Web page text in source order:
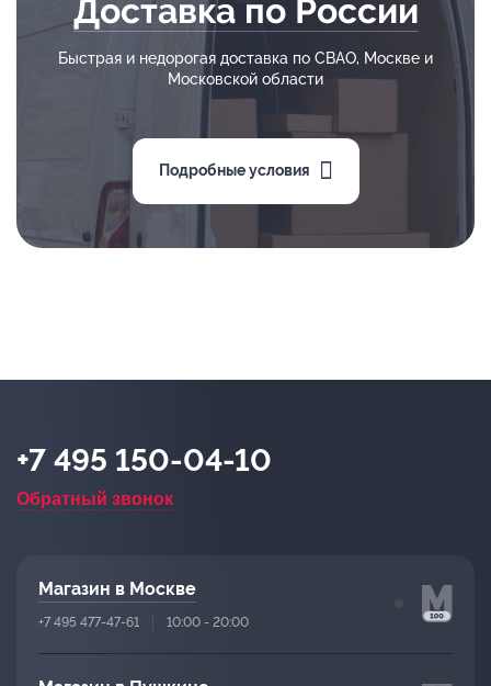
Доставка по России
Быстрая и недорогая доставка по СВАО, Москве и
Московской области
Подробные условия
+7 495 150-04-10
Обратный звонок
Магазин в Москве
+7 495 477-47-61 10:00 - 20:00